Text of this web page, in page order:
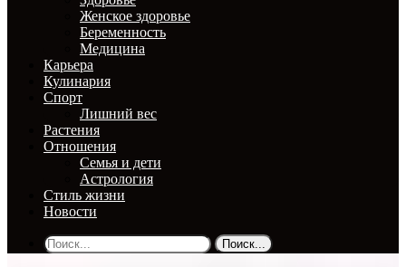
Женское здоровье
Беременность
Медицина
Карьера
Кулинария
Спорт
Лишний вес
Растения
Отношения
Семья и дети
Астрология
Стиль жизни
Новости
Поиск...